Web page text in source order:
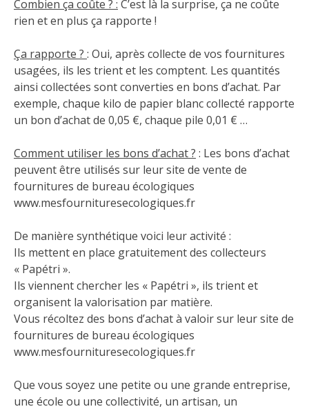
Combien ça coûte ? : C’est là la surprise, ça ne coûte
rien et en plus ça rapporte !
Ça rapporte ? : Oui, après collecte de vos fournitures
usagées, ils les trient et les comptent. Les quantités
ainsi collectées sont converties en bons d’achat. Par
exemple, chaque kilo de papier blanc collecté rapporte
un bon d’achat de 0,05 €, chaque pile 0,01 € …
Comment utiliser les bons d’achat ? : Les bons d’achat
peuvent être utilisés sur leur site de vente de
fournitures de bureau écologiques
www.mesfournituresecologiques.fr
De manière synthétique voici leur activité :
Ils mettent en place gratuitement des collecteurs
« Papétri ».
Ils viennent chercher les « Papétri », ils trient et
organisent la valorisation par matière.
Vous récoltez des bons d’achat à valoir sur leur site de
fournitures de bureau écologiques
www.mesfournituresecologiques.fr
Que vous soyez une petite ou une grande entreprise,
une école ou une collectivité, un artisan, un